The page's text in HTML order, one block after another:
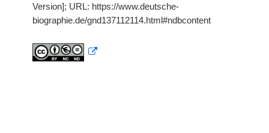
Version]; URL: https://www.deutsche-
biographie.de/gnd137112114.html#ndbcontent